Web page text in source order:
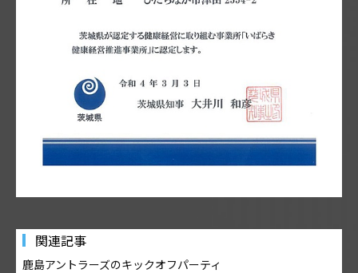
関連記事
鹿島アントラーズのキックオフパーティ